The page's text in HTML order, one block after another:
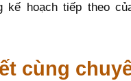
kế hoạch tiếp theo
cùng